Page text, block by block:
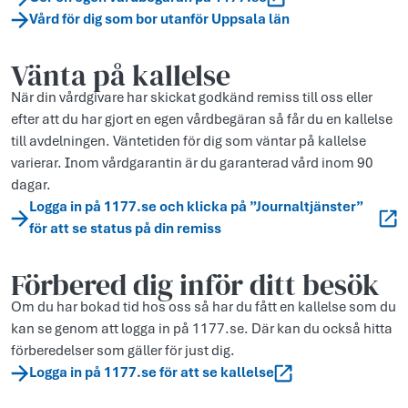
Vård för dig som bor utanför Uppsala län
Vänta på kallelse
När din vårdgivare har skickat godkänd remiss till oss eller
efter att du har gjort en egen vårdbegäran så får du en kallelse
till avdelningen. Väntetiden för dig som väntar på kallelse
varierar. Inom vårdgarantin är du garanterad vård inom 90
dagar.
Logga in på 1177.se och klicka på ”Journaltjänster”
för att se status på din remiss
Förbered dig inför ditt besök
Om du har bokad tid hos oss så har du fått en kallelse som du
kan se genom att logga in på 1177.se. Där kan du också hitta
förberedelser som gäller för just dig.
Logga in på 1177.se för att se kallelse